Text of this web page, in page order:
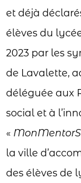
et déjà
élèves du
2023 par les
de Lavalette,
déléguée aux
social et à
«
la ville
des élèves de